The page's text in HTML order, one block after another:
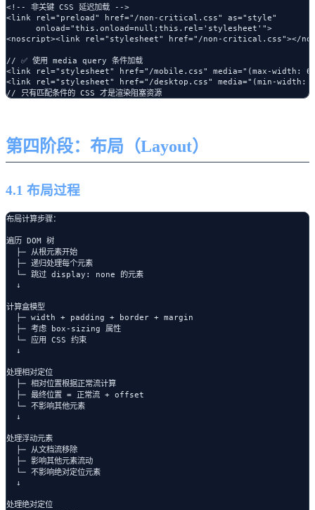
<!-- 非关键 CSS 延迟加载 -->
<link rel="preload" href="/non-critical.css" as="style"
      onload="this.onload=null;this.rel='stylesheet'">
<noscript><link rel="stylesheet" href="/non-critical.css"></
// ✅ 使用 media query 条件加载
<link rel="stylesheet" href="/mobile.css" media="(max-width:
<link rel="stylesheet" href="/desktop.css" media="(min-width:
第四阶段：布局（Layout）
4.1 布局过程
布局计算步骤：
遍历 DOM 树
  ├─ 从根元素开始
  ├─ 递归处理每个元素
  └─ 跳过 display: none 的元素
  ↓
计算盒模型
  ├─ width + padding + border + margin
  ├─ 考虑 box-sizing 属性
  └─ 应用 CSS 约束
  ↓
处理相对定位
  ├─ 相对位置根据正常流计算
  ├─ 最终位置 = 正常流 + offset
  └─ 不影响其他元素
  ↓
处理浮动元素
  ├─ 从文档流移除
  ├─ 影响其他元素流动
  └─ 不影响绝对定位元素
  ↓
处理绝对定位